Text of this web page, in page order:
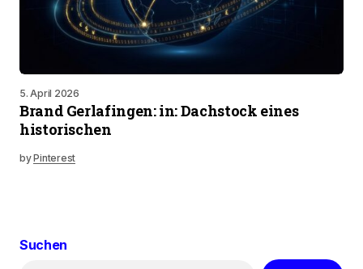
5. April 2026
Brand Gerlafingen: in: Dachstock eines
historischen
byPinterest
Suchen